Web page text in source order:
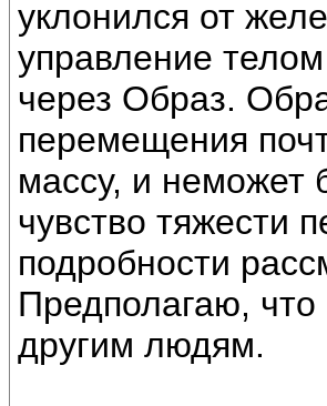
уклонился от
управление
через Образ.
перемещения
массу, и неможет
чувство тяжести
подробности
Предполагаю,
другим людям.